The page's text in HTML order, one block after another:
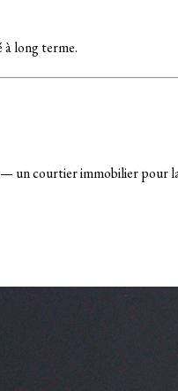
long terme.
un courtier immobilier pour